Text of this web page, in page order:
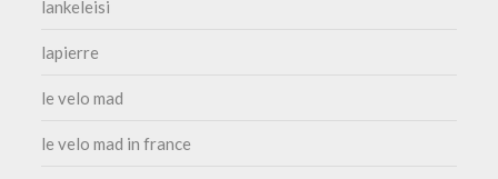
lankeleisi
lapierre
le velo mad
le velo mad in france